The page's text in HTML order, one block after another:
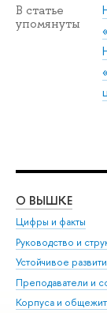
В статье
упомянуты
О ВЫШКЕ
Цифры и факты
Руководство и
Устойчивое
Преподаватели и
Корпуса и